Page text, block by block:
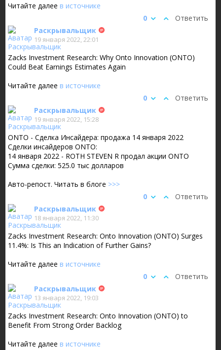
Читайте далеев источнике
Ответить
0
Раскрывальщик
19 января 2022, 22:01
Zacks Investment Research: Why Onto Innovation (ONTO)
Could Beat Earnings Estimates Again
Читайте далеев источнике
Ответить
0
Раскрывальщик
19 января 2022, 15:28
ONTO - Сделка Инсайдера: продажа 14 января 2022
Сделки инсайдеров ONTO:
14 января 2022 - ROTH STEVEN R продал акции ONTO
Сумма сделки: 525.0 тыс долларов
Авто-репост. Читать в блоге >>>
Ответить
0
Раскрывальщик
18 января 2022, 11:30
Zacks Investment Research: Onto Innovation (ONTO) Surges
11.4%: Is This an Indication of Further Gains?
Читайте далеев источнике
Ответить
0
Раскрывальщик
13 января 2022, 19:03
Zacks Investment Research: Onto Innovation (ONTO) to
Benefit From Strong Order Backlog
Читайте далеев источнике